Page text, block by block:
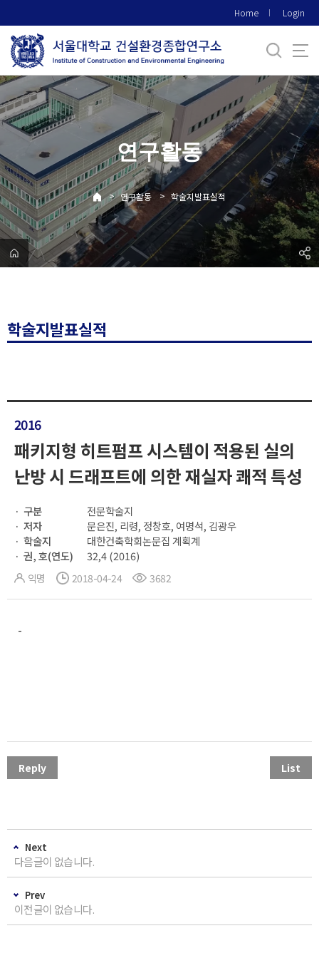
로
메
뉴
Home Login
연구활동
> 연구활동 > 학술지발표실적
학술지발표실적
2016
패키지형 히트펌프 시스템이 적용된 실의
난방 시 드래프트에 의한 재실자 쾌적 특성
구분
전문학술지
저자
문은진, 리령, 정창호, 여명석, 김광우
학술지
대한건축학회논문집 계획계
권, 호(연도)
32,4 (2016)
익명 2018-04-24 3682
-
Reply List
Next
다음글이 없습니다.
Prev
이전글이 없습니다.